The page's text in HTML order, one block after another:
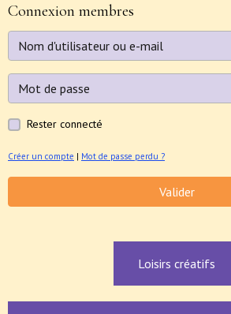
Connexion membres
Rester connecté
Créer un compte | Mot de passe perdu ?
Valider
Loisirs créatifs